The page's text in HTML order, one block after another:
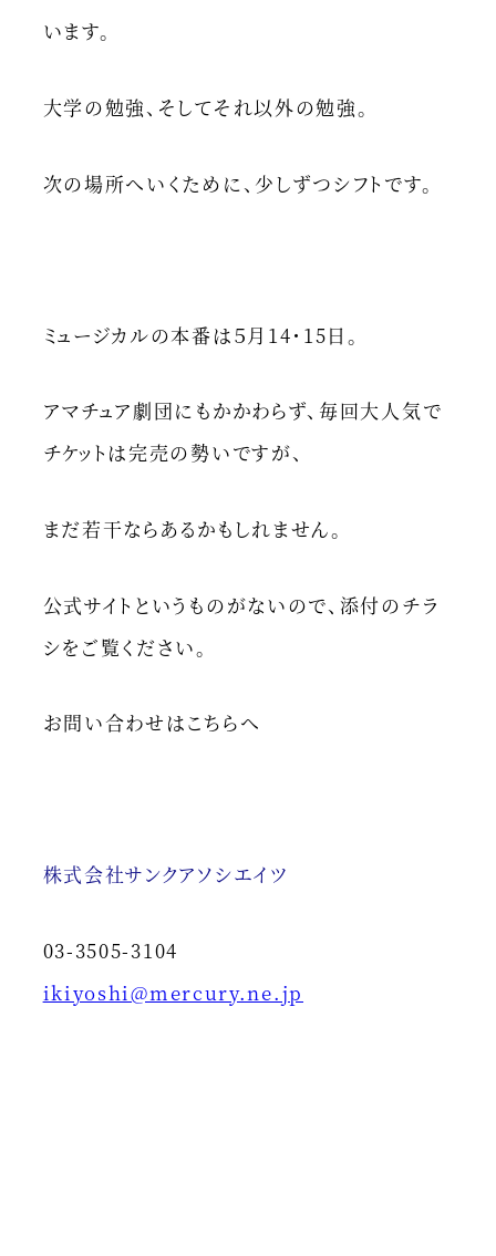
います。
大学の勉強、そしてそれ以外の勉強。
次の場所へいくために、少しずつシフトです。
ミュージカルの本番は５月14・15日。
アマチュア劇団にもかかわらず、毎回大人気で
チケットは完売の勢いですが、
まだ若干ならあるかもしれません。
公式サイトというものがないので、添付のチラ
シをご覧ください。
お問い合わせはこちらへ
株式会社サンクアソシエイツ
03-3505-3104
ikiyoshi@mercury.ne.jp